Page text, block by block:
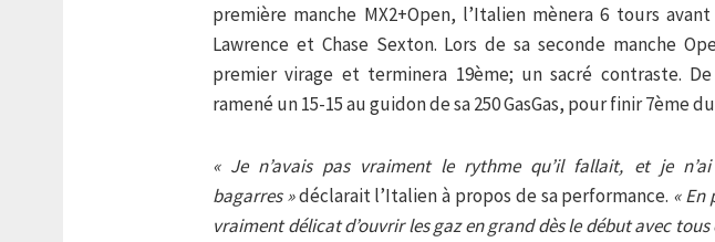
première manche MX2+Open, l’Italien mènera 6 tours
Lawrence et Chase Sexton. Lors de sa seconde manche
premier virage et terminera 19ème; un sacré contraste.
ramené un 15-15 au guidon de sa 250 GasGas, pour finir 7ème
« Je n’avais pas vraiment le rythme qu’il fallait, et je
bagarres »déclarait l’Italien à propos de sa performance. « En
vraiment délicat d’ouvrir les gaz en grand dès le début avec